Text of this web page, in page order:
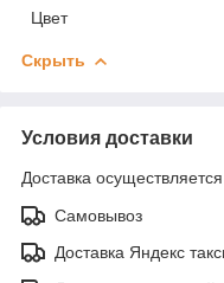
Цвет
Скрыть
Условия доставки
Доставка
Самовывоз
Доставка Яндекс